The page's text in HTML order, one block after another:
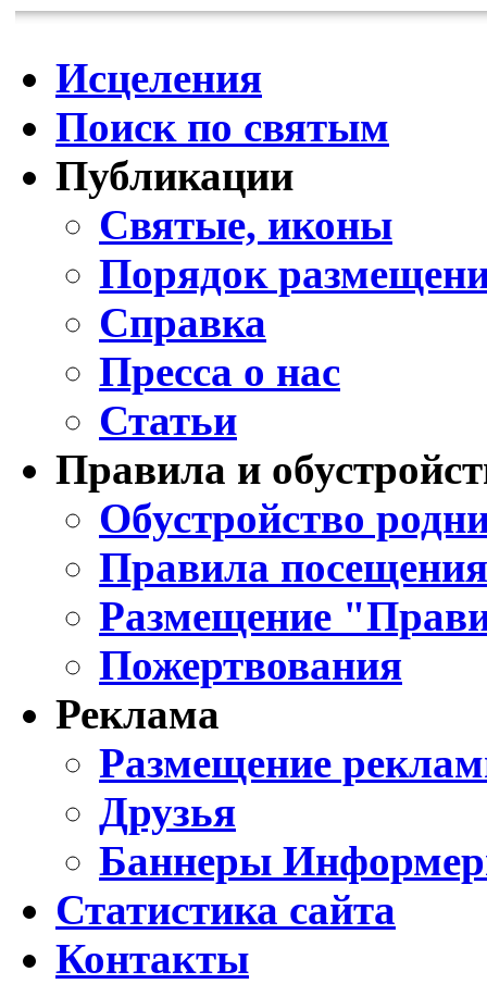
Исцеления
Поиск по святым
Публикации
Святые, иконы
Порядок
Справка
Пресса о нас
Статьи
Правила и
Обустройство
Правила
Размещение
Пожертвования
Реклама
Размещение
Друзья
Баннеры
Статистика сайта
Контакты